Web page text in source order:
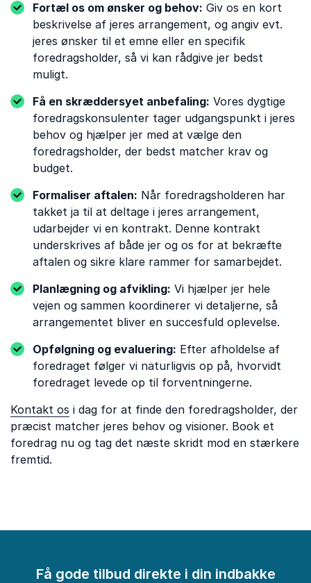
Fortæl os om ønsker og behov: Giv os en kort
beskrivelse af jeres arrangement, og angiv evt.
jeres ønsker til et emne eller en specifik
foredragsholder, så vi kan rådgive jer bedst
muligt.
Få en skræddersyet anbefaling: Vores dygtige
foredragskonsulenter tager udgangspunkt i jeres
behov og hjælper jer med at vælge den
foredragsholder, der bedst matcher krav og
budget.
Formaliser aftalen: Når foredragsholderen har
takket ja til at deltage i jeres arrangement,
udarbejder vi en kontrakt. Denne kontrakt
underskrives af både jer og os for at bekræfte
aftalen og sikre klare rammer for samarbejdet.
Planlægning og afvikling: Vi hjælper jer hele
vejen og sammen koordinerer vi detaljerne, så
arrangementet bliver en succesfuld oplevelse.
Opfølgning og evaluering: Efter afholdelse af
foredraget følger vi naturligvis op på, hvorvidt
foredraget levede op til forventningerne.
Kontakt os i dag for at finde den foredragsholder, der
præcist matcher jeres behov og visioner. Book et
foredrag nu og tag det næste skridt mod en stærkere
fremtid.
Få gode tilbud direkte i din indbakke